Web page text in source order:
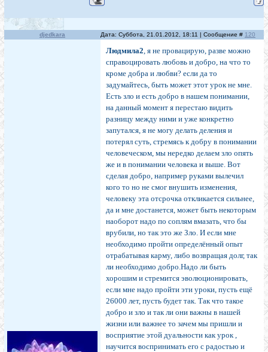
djedkara Дата: Суббота, 21.01.2012, 18:11 | Сообщение # 120
Людмила2, я не провацирую, разве можно
справоцировать любовь и добро, на что то
кроме добра и любви? если да то
задумайтесь, быть может этот урок не мне.
Есть зло и есть добро в нашем понимании,
на данный момент я перестаю видить
разницу между ними и уже конкретно
запутался, я не могу делать деления и
потерял суть, стремясь к добру в понимании
человеческом, мы нередко делаем зло опять
же и в понимании человека и выше. Вот
сделая добро, например руками вылечил
кого то но не смог внушить изменения,
человеку эта отсрочка откликается сильнее,
да и мне достанется, может быть некоторым
наоборот надо по соплям вмазать, что бы
врубили, но так это же Зло. И если мне
необходимо пройти определённый опыт
отрабатывая карму, либо возвращая долг, так
ли необходимо добро.Надо ли быть
хорошим и стремится эволюционировать,
если мне надо пройти эти уроки, пусть ещё
26000 лет, пусть будет так. Так что такое
добро и зло и так ли они важны в нашей
жизни или важнее то зачем мы пришли и
восприятие этой дуальности как урок ,
научится воспринимать его с радостью и